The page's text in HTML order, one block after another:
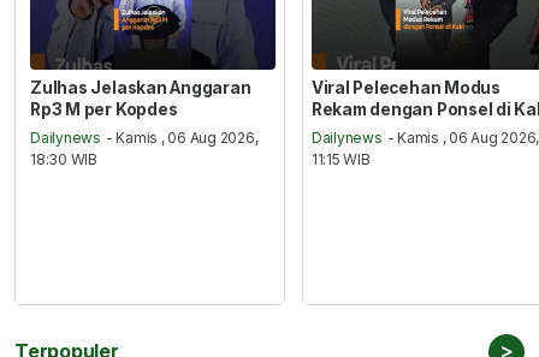
Zulhas Jelaskan Anggaran
Rp3 M per Kopdes
Dailynews - Kamis , 06 Aug 2026,
18:30 WIB
Viral Pelecehan Modus
Rekam dengan Ponsel di
Dailynews - Kamis , 06 Aug 2026,
11:15 WIB
Terpopuler >